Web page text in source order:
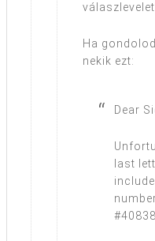
Ha
nekik ezt:
Dear
last